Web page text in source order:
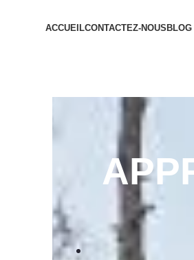
ACCUEILCONTACTEZ-NOUS BLOG